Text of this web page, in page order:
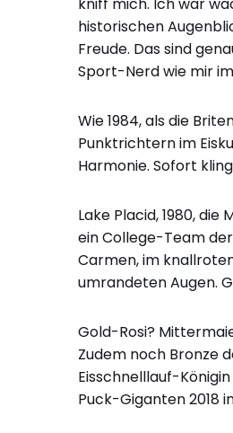
kniff mich. Ich war
historischen
Freude. Das sind
Sport-Nerd wie mir
Wie 1984, als die
Punktrichtern im
Harmonie. Sofort
Lake Placid, 1980,
ein College-Team der
Carmen, im
umrandeten Augen.
Gold-Rosi?
Zudem noch Bronze
Eisschnelllauf-
Puck-Giganten 2018